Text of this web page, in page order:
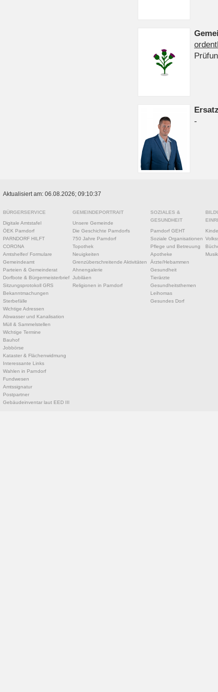
-
Aktualisiert am: 06.08.2026; 09:10:37
BÜRGERSERVICE
Digitale Amtstafel
ÖEK Parndorf
PARNDORF HILFT
CORONA
Amtshelfer/ Formulare
Gemeindeamt
Parteien & Gemeinderat
Dorfbote & Bürgermeisterbrief
Sitzungsprotokoll GRS
Bekanntmachungen
Sterbefälle
Wichtige Adressen
Abwasser und Kanalisation
Müll & Sammelstellen
Wichtige Termine
Bauhof
Jobbörse
Kataster & Flächenwidmung
Interessante Links
Wahlen in Parndorf
Fundwesen
Amtssignatur
Postpartner
Gebäudeinventar laut EED III
GEMEINDEPORTRAIT
Unsere Gemeinde
Die Geschichte Parndorfs
750 Jahre Parndorf
Topothek
Neuigkeiten
Grenzüberschreitende Aktivitäten
Ahnengalerie
Jubiläen
Religionen in Parndorf
SOZIALES &
GESUNDHEIT
Parndorf GEHT
Soziale Organisationen
Pflege und Betreuung
Apotheke
Ärzte/Hebammen
Gesundheit
Tierärzte
Gesundheitsthemen
Leihomas
Gesundes Dorf